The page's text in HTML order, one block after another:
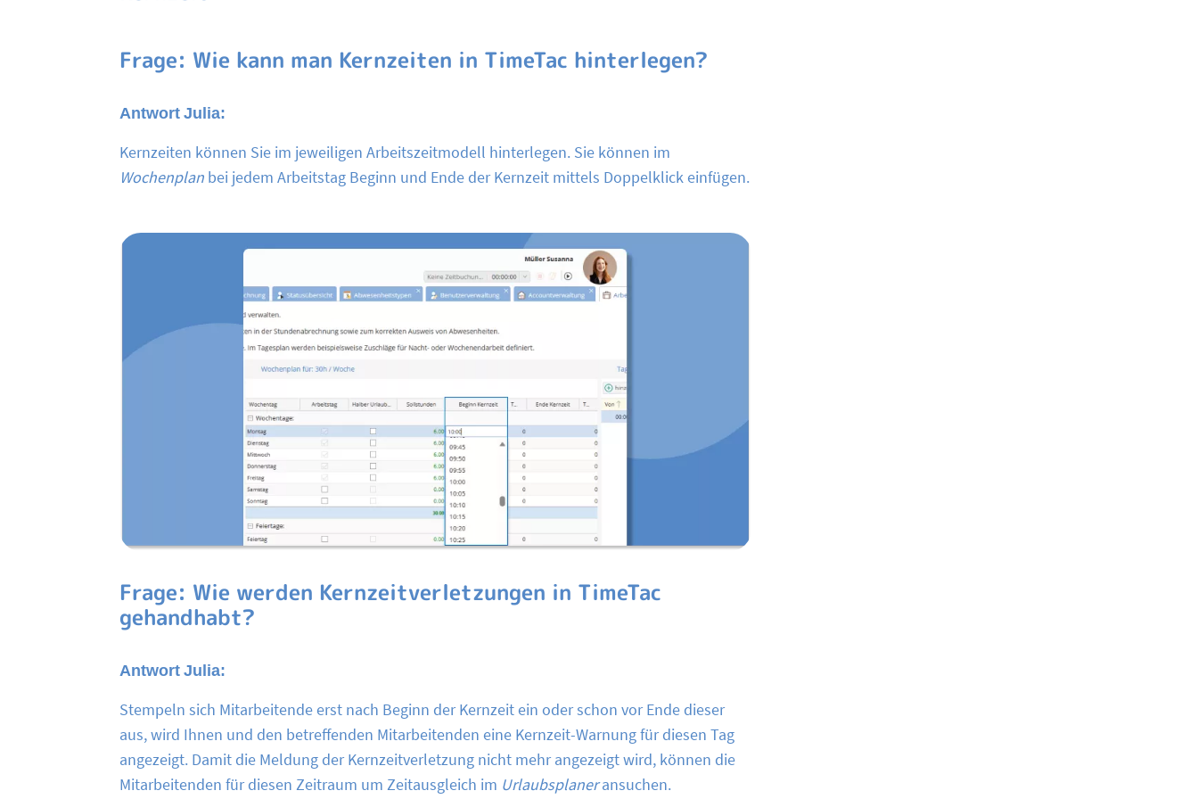
Frage: Wie kann man Kernzeiten in TimeTac hinterlegen?
Antwort Julia:
Kernzeiten können Sie im jeweiligen Arbeitszeitmodell hinterlegen. Sie können im
Wochenplan bei jedem Arbeitstag Beginn und Ende der Kernzeit mittels Doppelklick einfügen.
Frage: Wie werden Kernzeitverletzungen in TimeTac
gehandhabt?
Antwort Julia:
Stempeln sich Mitarbeitende erst nach Beginn der Kernzeit ein oder schon vor Ende dieser
aus, wird Ihnen und den betreffenden Mitarbeitenden eine Kernzeit-Warnung für diesen Tag
angezeigt. Damit die Meldung der Kernzeitverletzung nicht mehr angezeigt wird, können die
Mitarbeitenden für diesen Zeitraum um Zeitausgleich im Urlaubsplaneransuchen.